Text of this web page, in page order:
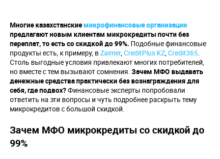
Многие казахстанскиемикрофинансовые организации
предлагают новым клиентам микрокредиты почти без
переплат, то есть со скидкой до 99%. Подобные финансовые
продукты есть, к примеру, вZaimer, CreditPlus KZ, Credit365.
Столь выгодные условия привлекают многих потребителей,
но вместе с тем вызывают сомнения. Зачем МФО выдавать
денежные средства практически без вознаграждения для
себя, где подвох?Финансовые эксперты попробовали
ответить на эти вопросы и чуть подробнее раскрыть тему
микрокредитов с большой скидкой.
Зачем МФО микрокредиты со скидкой до
99%